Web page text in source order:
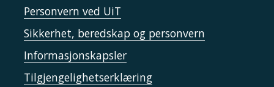
Personvern ved UiT
Sikkerhet, beredskap og personvern
Informasjonskapsler
Tilgjengelighetserklæring